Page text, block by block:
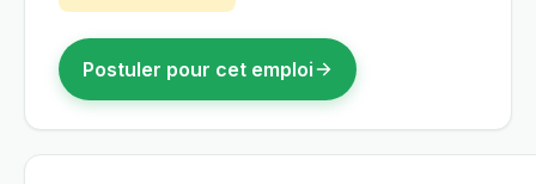
Postuler pour cet emploi